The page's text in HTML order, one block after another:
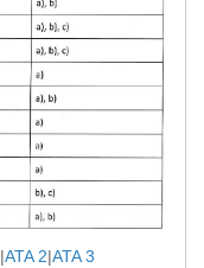
|ATA 2|ATA 3